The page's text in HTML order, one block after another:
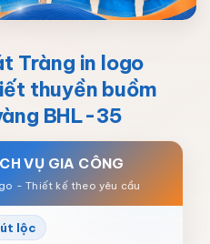
Tràng in logo
thuyền buồm
BHL-35
VỤ GIA CÔNG
lộc